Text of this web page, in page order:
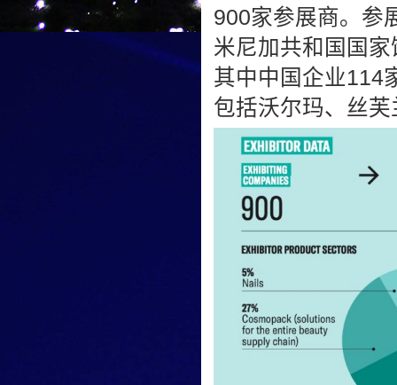
900家参展商。参
米尼加共和国国
其中中国企业114
包括沃尔玛、丝